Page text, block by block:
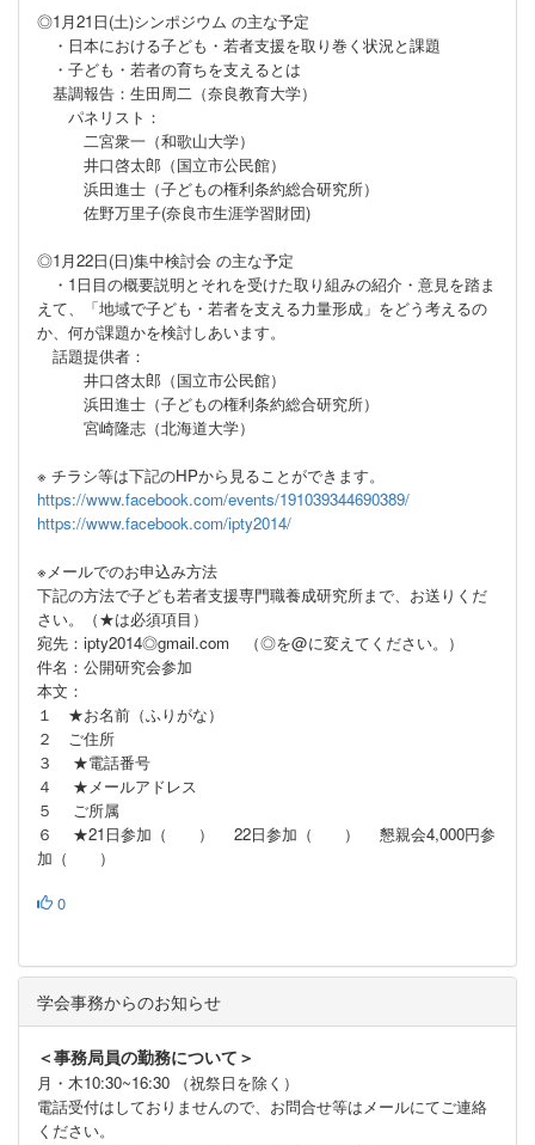
◎1月21日(土)シンポジウム の主な予定
・日本における子ども・若者支援を取り巻く状況と課題
・子ども・若者の育ちを支えるとは
基調報告：生田周二（奈良教育大学）
パネリスト：
二宮衆一（和歌山大学）
井口啓太郎（国立市公民館）
浜田進士（子どもの権利条約総合研究所）
佐野万里子(奈良市生涯学習財団)
◎1月22日(日)集中検討会 の主な予定
・1日目の概要説明とそれを受けた取り組みの紹介・意見を踏ま
えて、「地域で子ども・若者を支える力量形成」をどう考えるの
か、何が課題かを検討しあいます。
話題提供者：
井口啓太郎（国立市公民館）
浜田進士（子どもの権利条約総合研究所）
宮崎隆志（北海道大学）
※ チラシ等は下記のHPから見ることができます。
https://www.facebook.com/events/191039344690389/
https://www.facebook.com/ipty2014/
※メールでのお申込み方法
下記の方法で子ども若者支援専門職養成研究所まで、お送りくだ
さい。（★は必須項目）
宛先：ipty2014◎gmail.com （◎を@に変えてください。）
件名：公開研究会参加
本文：
１ ★お名前（ふりがな）
２ ご住所
３ ★電話番号
４ ★メールアドレス
５ ご所属
６ ★21日参加（ ） 22日参加（ ） 懇親会4,000円参
加（ ）
0
学会事務からのお知らせ
＜事務局員の勤務について＞
月・木10:30~16:30 （祝祭日を除く）
電話受付はしておりませんので、お問合せ等はメールにてご連絡
ください。